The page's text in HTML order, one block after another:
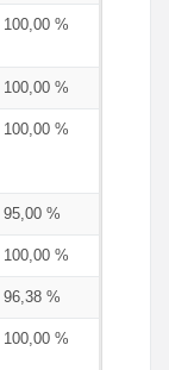
100,00 %
100,00 %
100,00 %
95,00 %
100,00 %
96,38 %
100,00 %